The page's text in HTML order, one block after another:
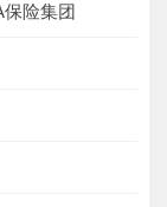
险集团